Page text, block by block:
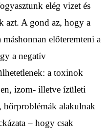
elég vizet és
azt. A gond az, hogy a
előteremteni a
a negatív
a toxinok
izom- illetve ízületi
bőrproblémák alakulnak
– hogy csak